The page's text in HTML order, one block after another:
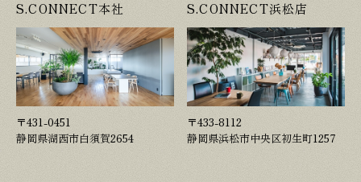
S.CONNECT本社
〒431-0451
静岡県湖西市白須賀2654
S.CONNECT浜松店
〒433-8112
静岡県浜松市中央区初生町1257